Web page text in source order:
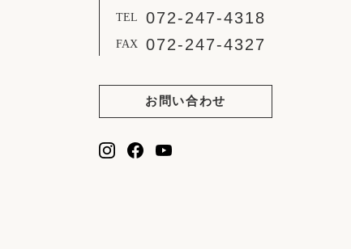
TEL 072-247-4318
FAX 072-247-4327
お問い合わせ